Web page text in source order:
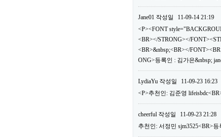
Jane01 작성일
11-09-14 21:19
<P><FONT
<BR></STRONG></
<BR>&nbsp;<BR></
ONG>등록인 : 김가은&nbsp;
LydiaYu 작성일
11-09-23 16:23
<P>추천인: 김준영
cheerful 작성일
11-09-23 21:28
추천인: 서정민 sjm3525<BR>등